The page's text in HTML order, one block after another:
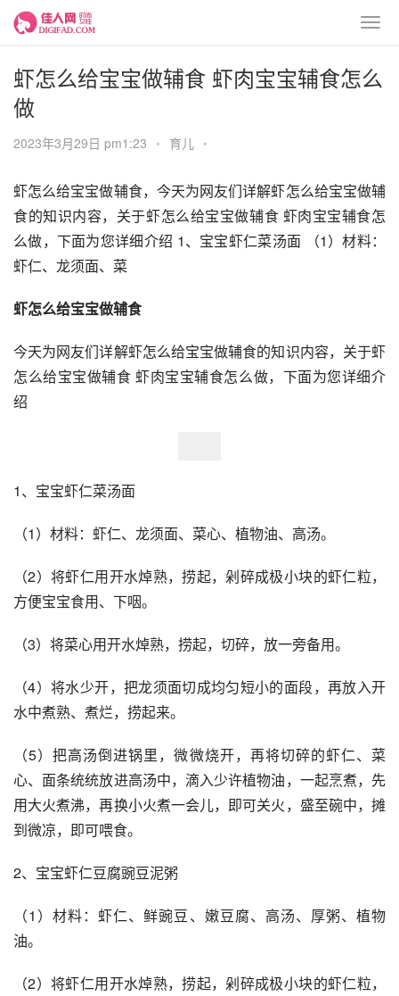
虾怎么给宝宝做辅食 虾肉宝宝辅食怎么
做
2023年3月29日 pm1:23 • 育儿 •
虾怎么给宝宝做辅食，今天为网友们详解虾怎么给宝宝做辅
食的知识内容，关于虾怎么给宝宝做辅食 虾肉宝宝辅食怎
么做，下面为您详细介绍 1、宝宝虾仁菜汤面 （1）材料：
虾仁、龙须面、菜
虾怎么给宝宝做辅食
今天为网友们详解虾怎么给宝宝做辅食的知识内容，关于虾
怎么给宝宝做辅食 虾肉宝宝辅食怎么做，下面为您详细介
绍
1、宝宝虾仁菜汤面
（1）材料：虾仁、龙须面、菜心、植物油、高汤。
（2）将虾仁用开水焯熟，捞起，剁碎成极小块的虾仁粒，
方便宝宝食用、下咽。
（3）将菜心用开水焯熟，捞起，切碎，放一旁备用。
（4）将水少开，把龙须面切成均匀短小的面段，再放入开
水中煮熟、煮烂，捞起来。
（5）把高汤倒进锅里，微微烧开，再将切碎的虾仁、菜
心、面条统统放进高汤中，滴入少许植物油，一起烹煮，先
用大火煮沸，再换小火煮一会儿，即可关火，盛至碗中，摊
到微凉，即可喂食。
2、宝宝虾仁豆腐豌豆泥粥
（1）材料：虾仁、鲜豌豆、嫩豆腐、高汤、厚粥、植物
油。
（2）将虾仁用开水焯熟，捞起，剁碎成极小块的虾仁粒，